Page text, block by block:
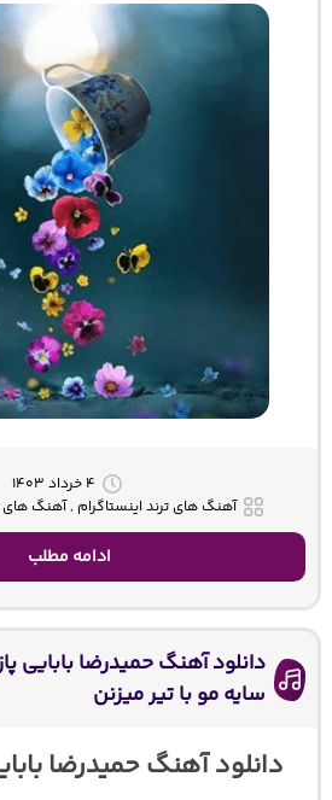
۴ خرداد ۱۴۰۳
آهنگ های ترند اینستاگرام , آهنگ
ادامه مطلب
دانلود آهنگ حمیدرضا بابایی
سایه مو با تیر میزنن
دانلود آهنگ حمیدرضا